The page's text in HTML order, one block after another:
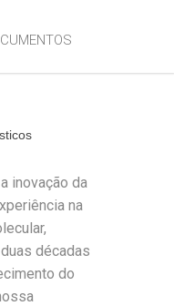
inovação da
na
décadas
do